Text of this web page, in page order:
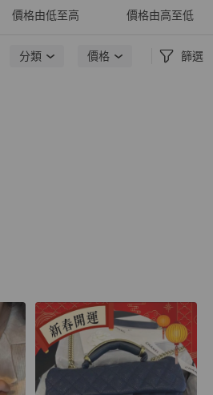
價格由低至高 價格由高至低
分類 價格 篩選